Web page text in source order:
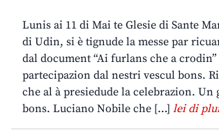
Lunis ai 11 di Mai te Glesie di Sante
di Udin, si è tignude la messe par
dal document “Ai furlans che a
partecipazion dal nestri vescul bons.
che al à presiedude la celebrazion. Un
bons. Luciano Nobile che […] lei di